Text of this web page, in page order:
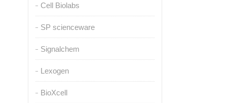
Cell Biolabs
SP scienceware
Signalchem
Lexogen
BioXcell